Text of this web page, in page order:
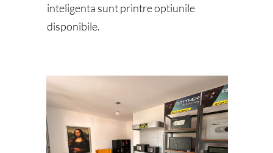
inteligenta sunt printre optiunile
disponibile.